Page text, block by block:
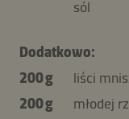
sól
Dodatkowo:
200 g
liści
200 g
młodej